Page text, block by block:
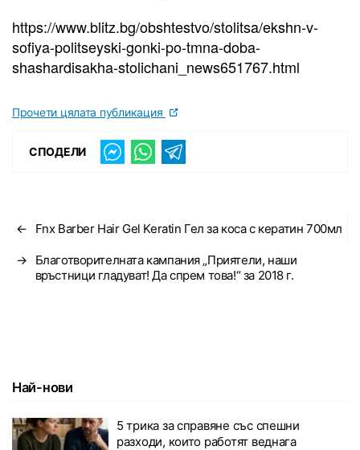
https://www.blitz.bg/obshtestvo/stolitsa/ekshn-v-
sofiya-politseyski-gonki-po-tmna-doba-
shashardisakha-stolichani_news651767.html
Прочети цялата публикация
СПОДЕЛИ
← Fnx Barber Hair Gel Keratin Гел за коса с кератин 700мл
→
Благотворителната кампания „Приятели, наши
връстници гладуват! Да спрем това!“ за 2018 г.
Най-нови
5 трика за справяне със спешни
разходи, които работят веднага